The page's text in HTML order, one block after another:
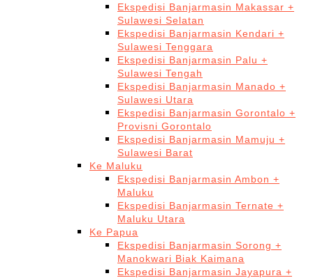
Ekspedisi Banjarmasin Makassar +
Sulawesi Selatan
Ekspedisi Banjarmasin Kendari +
Sulawesi Tenggara
Ekspedisi Banjarmasin Palu +
Sulawesi Tengah
Ekspedisi Banjarmasin Manado +
Sulawesi Utara
Ekspedisi Banjarmasin Gorontalo +
Provisni Gorontalo
Ekspedisi Banjarmasin Mamuju +
Sulawesi Barat
Ke Maluku
Ekspedisi Banjarmasin Ambon +
Maluku
Ekspedisi Banjarmasin Ternate +
Maluku Utara
Ke Papua
Ekspedisi Banjarmasin Sorong +
Manokwari Biak Kaimana
Ekspedisi Banjarmasin Jayapura +